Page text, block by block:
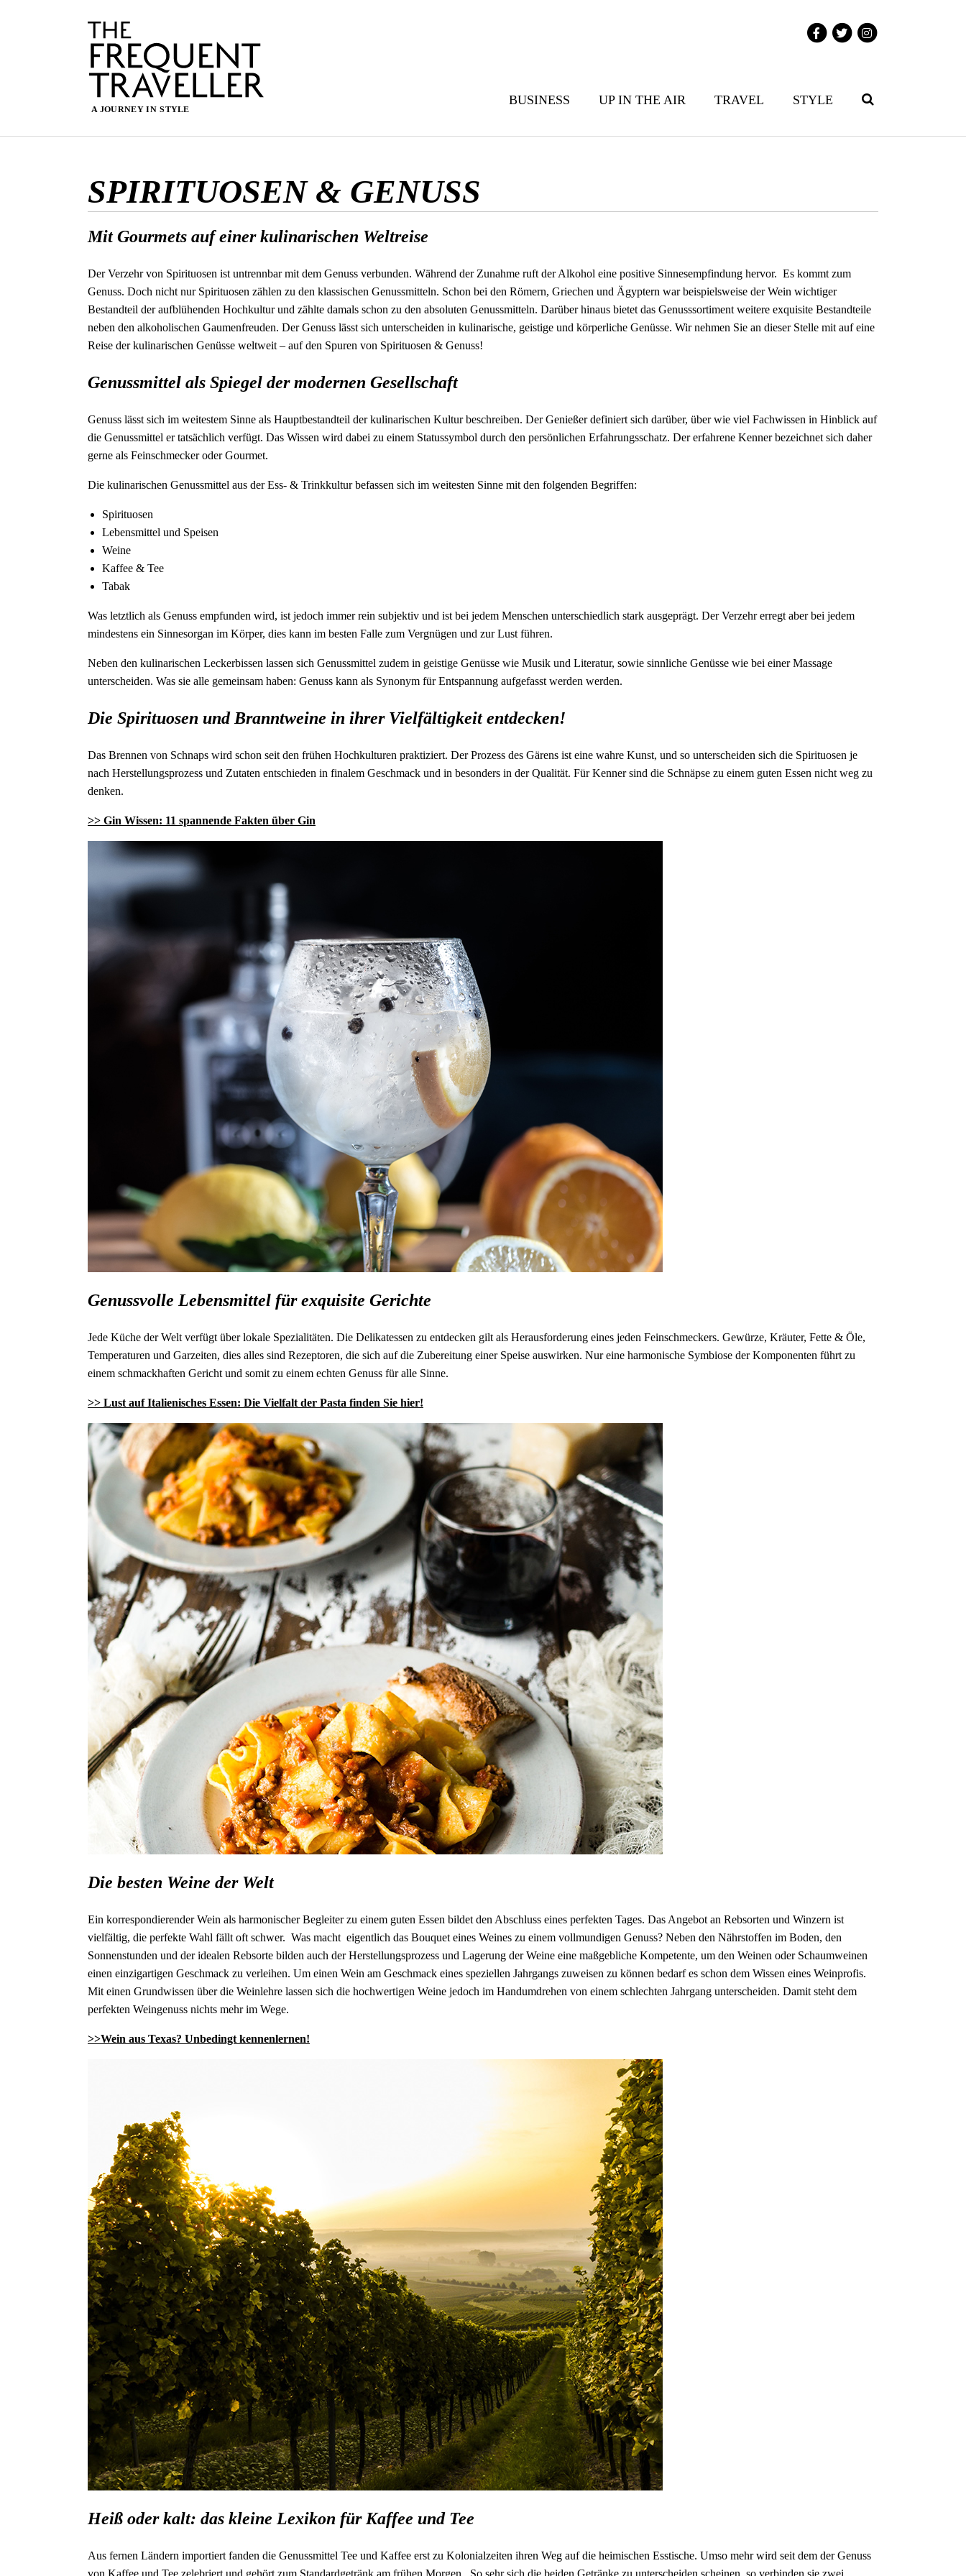
BUSINESS UP IN THE AIR TRAVEL STYLE
SPIRITUOSEN & GENUSS
Mit Gourmets auf einer kulinarischen Weltreise
Der Verzehr von Spirituosen ist untrennbar mit dem Genuss verbunden. Während der Zunahme ruft der Alkohol eine positive Sinnesempfindung hervor. Es kommt zum
Genuss. Doch nicht nur Spirituosen zählen zu den klassischen Genussmitteln. Schon bei den Römern, Griechen und Ägyptern war beispielsweise der Wein wichtiger
Bestandteil der aufblühenden Hochkultur und zählte damals schon zu den absoluten Genussmitteln. Darüber hinaus bietet das Genusssortiment weitere exquisite Bestandteile
neben den alkoholischen Gaumenfreuden. Der Genuss lässt sich unterscheiden in kulinarische, geistige und körperliche Genüsse. Wir nehmen Sie an dieser Stelle mit auf eine
Reise der kulinarischen Genüsse weltweit – auf den Spuren von Spirituosen & Genuss!
Genussmittel als Spiegel der modernen Gesellschaft
Genuss lässt sich im weitestem Sinne als Hauptbestandteil der kulinarischen Kultur beschreiben. Der Genießer definiert sich darüber, über wie viel Fachwissen in Hinblick auf
die Genussmittel er tatsächlich verfügt. Das Wissen wird dabei zu einem Statussymbol durch den persönlichen Erfahrungsschatz. Der erfahrene Kenner bezeichnet sich daher
gerne als Feinschmecker oder Gourmet.
Die kulinarischen Genussmittel aus der Ess- & Trinkkultur befassen sich im weitesten Sinne mit den folgenden Begriffen:
Spirituosen
Lebensmittel und Speisen
Weine
Kaffee & Tee
Tabak
Was letztlich als Genuss empfunden wird, ist jedoch immer rein subjektiv und ist bei jedem Menschen unterschiedlich stark ausgeprägt. Der Verzehr erregt aber bei jedem
mindestens ein Sinnesorgan im Körper, dies kann im besten Falle zum Vergnügen und zur Lust führen.
Neben den kulinarischen Leckerbissen lassen sich Genussmittel zudem in geistige Genüsse wie Musik und Literatur, sowie sinnliche Genüsse wie bei einer Massage
unterscheiden. Was sie alle gemeinsam haben: Genuss kann als Synonym für Entspannung aufgefasst werden werden.
Die Spirituosen und Branntweine in ihrer Vielfältigkeit entdecken!
Das Brennen von Schnaps wird schon seit den frühen Hochkulturen praktiziert. Der Prozess des Gärens ist eine wahre Kunst, und so unterscheiden sich die Spirituosen je
nach Herstellungsprozess und Zutaten entschieden in finalem Geschmack und in besonders in der Qualität. Für Kenner sind die Schnäpse zu einem guten Essen nicht weg zu
denken.
>> Gin Wissen: 11 spannende Fakten über Gin
Genussvolle Lebensmittel für exquisite Gerichte
Jede Küche der Welt verfügt über lokale Spezialitäten. Die Delikatessen zu entdecken gilt als Herausforderung eines jeden Feinschmeckers. Gewürze, Kräuter, Fette & Öle,
Temperaturen und Garzeiten, dies alles sind Rezeptoren, die sich auf die Zubereitung einer Speise auswirken. Nur eine harmonische Symbiose der Komponenten führt zu
einem schmackhaften Gericht und somit zu einem echten Genuss für alle Sinne.
>> Lust auf Italienisches Essen: Die Vielfalt der Pasta finden Sie hier!
Die besten Weine der Welt
Ein korrespondierender Wein als harmonischer Begleiter zu einem guten Essen bildet den Abschluss eines perfekten Tages. Das Angebot an Rebsorten und Winzern ist
vielfältig, die perfekte Wahl fällt oft schwer. Was macht eigentlich das Bouquet eines Weines zu einem vollmundigen Genuss? Neben den Nährstoffen im Boden, den
Sonnenstunden und der idealen Rebsorte bilden auch der Herstellungsprozess und Lagerung der Weine eine maßgebliche Kompetente, um den Weinen oder Schaumweinen
einen einzigartigen Geschmack zu verleihen. Um einen Wein am Geschmack eines speziellen Jahrgangs zuweisen zu können bedarf es schon dem Wissen eines Weinprofis.
Mit einen Grundwissen über die Weinlehre lassen sich die hochwertigen Weine jedoch im Handumdrehen von einem schlechten Jahrgang unterscheiden. Damit steht dem
perfekten Weingenuss nichts mehr im Wege.
>>Wein aus Texas? Unbedingt kennenlernen!
Heiß oder kalt: das kleine Lexikon für Kaffee und Tee
Aus fernen Ländern importiert fanden die Genussmittel Tee und Kaffee erst zu Kolonialzeiten ihren Weg auf die heimischen Esstische. Umso mehr wird seit dem der Genuss